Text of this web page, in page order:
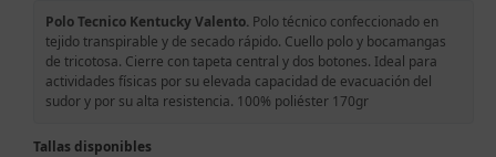
Polo Tecnico Kentucky Valento. Polo técnico confeccionado en
tejido transpirable y de secado rápido. Cuello polo y bocamangas
de tricotosa. Cierre con tapeta central y dos botones. Ideal para
actividades físicas por su elevada capacidad de evacuación del
sudor y por su alta resistencia. 100% poliéster 170gr
Tallas disponibles